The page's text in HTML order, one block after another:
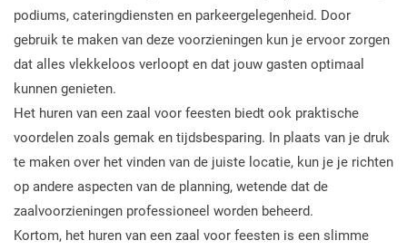
podiums, cateringdiensten en parkeergelegenheid. Door
gebruik te maken van deze voorzieningen kun je ervoor zorgen
dat alles vlekkeloos verloopt en dat jouw gasten optimaal
kunnen genieten.
Het huren van een zaal voor feesten biedt ook praktische
voordelen zoals gemak en tijdsbesparing. In plaats van je druk
te maken over het vinden van de juiste locatie, kun je je richten
op andere aspecten van de planning, wetende dat de
zaalvoorzieningen professioneel worden beheerd.
Kortom, het huren van een zaal voor feesten is een slimme